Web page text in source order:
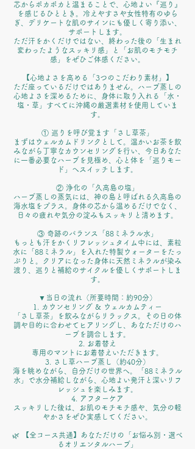
芯からポカポカと温まることで、心地よい『巡り』
を感じるひととき。冷えやすさや女性特有のゆら
ぎ、デリケートな肌のサインにも優しく寄り添い、
サポートします。
ただ汗をかくだけではない、終わった後の「生まれ
変わったようなスッキリ感」と「お肌のモチモチ
感」をぜひご体感ください。
【心地よさを高める「3つのこだわり素材」】
ただ座っているだけではありません。ハーブ蒸しの
心地よさを深めるために、身体に取り入れる「水・
塩・草」すべてに沖縄の厳選素材を使用していま
す。
① 巡りを呼び覚ます「さし草茶」
まずはウェルカムドリンクとして。温かいお茶を飲
みながら丁寧なカウンセリングを行い、今日あなた
に一番必要なハーブを見極め、心と体を「巡りモー
ド」へスイッチします。
② 浄化の「久高島の塩」
ハーブ蒸しの蒸気には、神の島と呼ばれる久高島の
海水塩をプラス。身体の芯から温めるだけでなく、
日々の疲れや気分の淀みもスッキリと清めます。
③ 奇跡のバランス「88ミネラル水」
もっとも汗をかくリフレッシュタイム中には、素粒
水に「88ミネラル」を入れた特製ウォーターをたっ
ぷりと。クリアになった身体に天然ミネラルが染み
渡り、巡りと補給のサイクルを優しくサポートしま
す。
▼当日の流れ（所要時間：約90分）
1. カウンセリング & ウェルカムティー
「さし草茶」を飲みながらリラックス。その日の体
調や目的に合わせてヒアリングし、あなただけのハ
ーブを調合します。
2. お着替え
専用のマントにお着替えいただきます。
3. さし草ハーブ蒸し（約40分）
海を眺めながら、自分だけの世界へ。「88ミネラル
水」で水分補給しながら、心地よい発汗と深いリフ
レッシュを楽しみます。
4. アフターケア
スッキリした後は、お肌のモチモチ感や、気分の軽
やかさをぜひ実感してください。
🌿 【全コース共通】あなただけの「お悩み別・選べ
るオリエンタルハーブ」